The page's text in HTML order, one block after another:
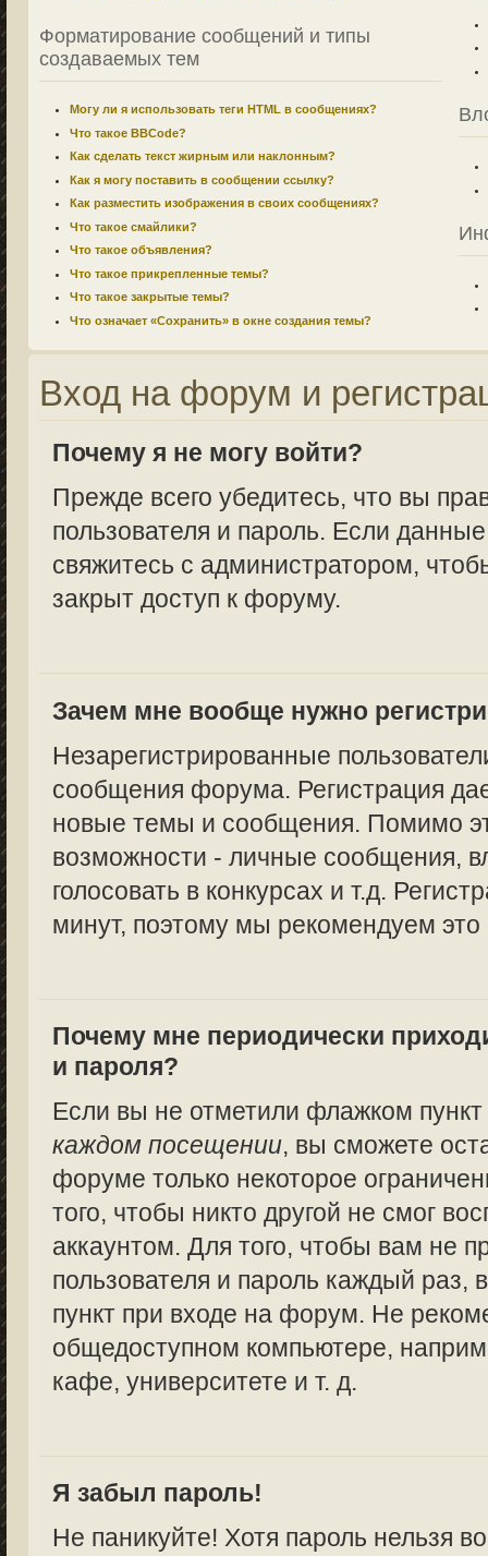
Форматирование сообщений и типы
создаваемых тем
Могу ли я использовать теги HTML в сообщениях?
Что такое BBCode?
Как сделать текст жирным или наклонным?
Как я могу поставить в сообщении ссылку?
Как разместить изображения в своих сообщениях?
Что такое смайлики?
Что такое объявления?
Что такое прикрепленные темы?
Что такое закрытые темы?
Что означает «Сохранить» в окне создания темы?
Вход на форум и
Почему я не могу войти?
Прежде всего убедитесь, что вы
пользователя и пароль. Если
свяжитесь с администратором,
закрыт доступ к форуму.
Зачем мне вообще нужно
Незарегистрированные
сообщения форума. Регистрация
новые темы и сообщения. Помимо
возможности - личные сообщения,
голосовать в конкурсах и т.д.
минут, поэтому мы рекомендуем это
Почему мне периодически
и пароля?
Если вы не отметили флажком
каждом посещении, вы сможете
форуме только некоторое
того, чтобы никто другой не смог
аккаунтом. Для того, чтобы вам не
пользователя и пароль каждый
пункт при входе на форум. Не
общедоступном компьютере,
кафе, университете и т. д.
Я забыл пароль!
Не паникуйте! Хотя пароль нельзя